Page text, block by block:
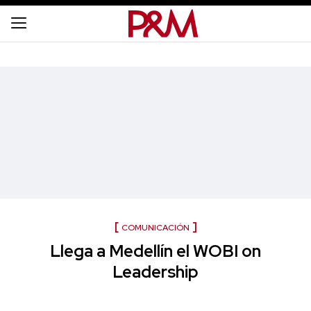
COMUNICACIÓN
Llega a Medellín el WOBI on
Leadership